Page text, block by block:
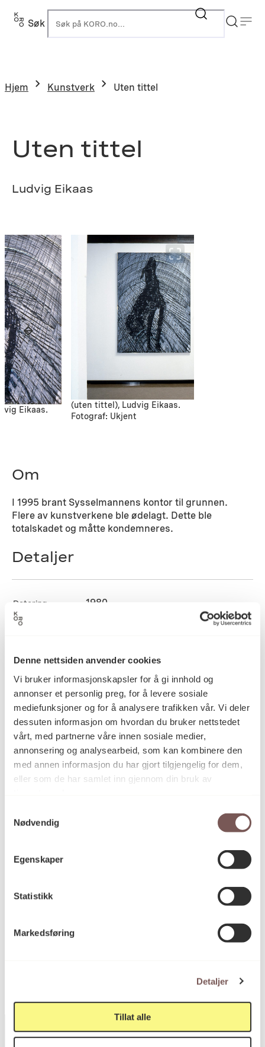
Denne nettsiden anvender cookies
Vi bruker informasjonskapsler for å gi innhold og
annonser et personlig preg, for å levere sosiale
mediefunksjoner og for å analysere trafikken vår. Vi deler
dessuten informasjon om hvordan du bruker nettstedet
vårt, med partnerne våre innen sosiale medier,
annonsering og analysearbeid, som kan kombinere den
med annen informasjon du har gjort tilgjengelig for dem,
eller som de har samlet inn gjennom din bruk av
Nødvendig
Egenskaper
Statistikk
Markedsføring
Detaljer
Tillat alle
Hopp
Søk
Hjem Kunstverk Uten tittel
Uten tittel
Ludvig Eikaas
Eikaas.
(uten tittel), Ludvig Eikaas.
Fotograf: Ukjent
Om
I 1995 brant Sysselmannens kontor til grunnen.
Flere av kunstverkene ble ødelagt. Dette ble
totalskadet og måtte kondemneres.
Detaljer
Datering 1980
Blandet teknikk, Maleri, Metall,
Trearbeid, Veggrelieff
Teknikk og
materiale
Bemalt og bearbeidet møbelplate,
nellikspikre
Mål
Reference